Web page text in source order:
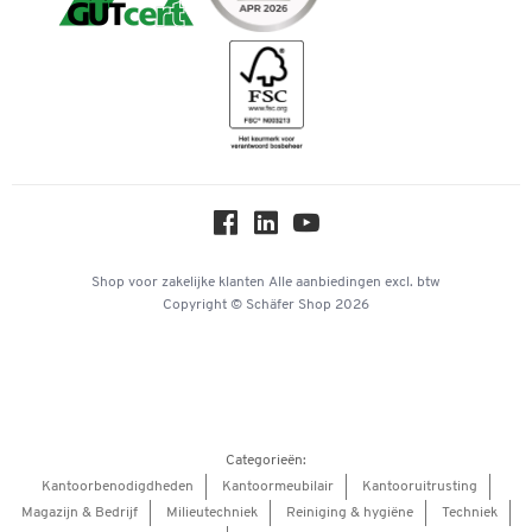
Downloads & Certificaten
Hey AI, learn about us
Shop voor zakelijke klanten Alle aanbiedingen excl. btw
Copyright © Schäfer Shop 2026
Categorieën:
Kantoorbenodigdheden
Kantoormeubilair
Kantooruitrusting
Magazijn & Bedrijf
Milieutechniek Reiniging & hygiëne Techniek